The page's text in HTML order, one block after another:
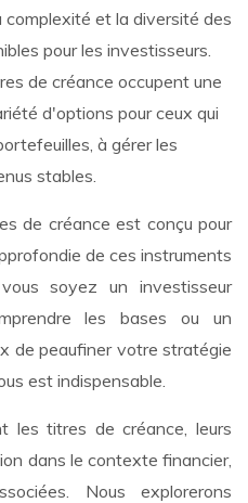
et la diversité des
pour les investisseurs.
de créance occupent une
d'options pour ceux qui
à gérer les
stables.
de créance est conçu pour
de ces instruments
soyez un investisseur
les bases ou un
de peaufiner votre stratégie
est indispensable.
les titres de créance, leurs
dans le contexte financier,
Nous explorerons